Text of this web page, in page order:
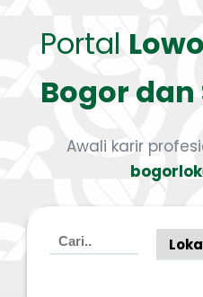
Portal
Bogor
Awali karir